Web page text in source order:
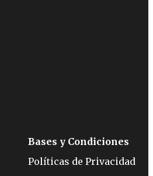
Bases y Condiciones
Políticas de Privacidad